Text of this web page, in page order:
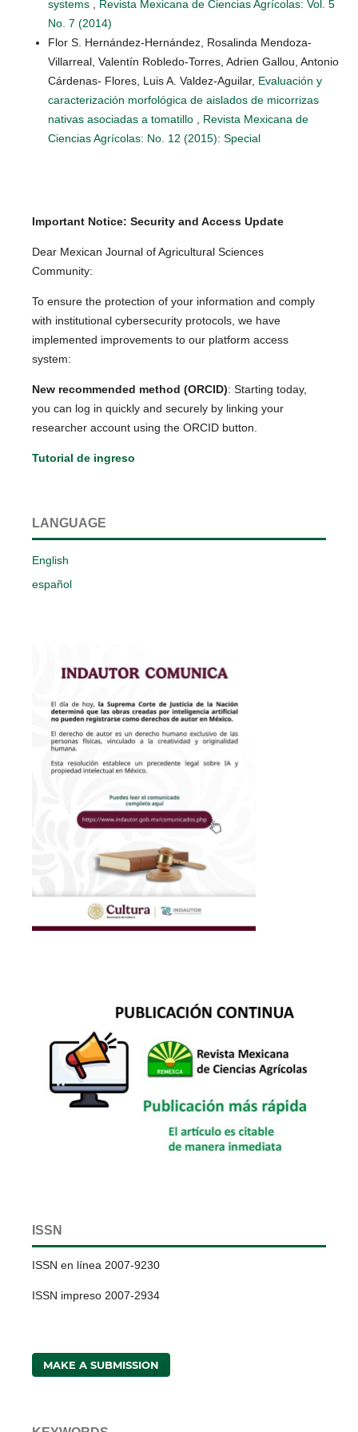
systems
Revista Mexicana de Ciencias Agrícolas: Vol. 5
No. 7 (2014)
Flor S. Hernández-Hernández, Rosalinda Mendoza-
Villarreal, Valentín Robledo-Torres, Adrien Gallou, Antonio
Cárdenas- Flores, Luis A. Valdez-Aguilar, Evaluación y
caracterización morfológica de aislados de micorrizas
nativas asociadas a tomatillo
Revista Mexicana de
Ciencias Agrícolas: No. 12 (2015): Special
Important Notice: Security and Access Update
Dear Mexican Journal of Agricultural Sciences
Community:
To ensure the protection of your information and comply
with institutional cybersecurity protocols, we have
implemented improvements to our platform access
system:
New recommended method (ORCID): Starting today,
you can log in quickly and securely by linking your
researcher account using the ORCID button.
Tutorial de ingreso
LANGUAGE
English
español
ISSN
ISSN en línea 2007-9230
ISSN impreso 2007-2934
MAKE A SUBMISSION